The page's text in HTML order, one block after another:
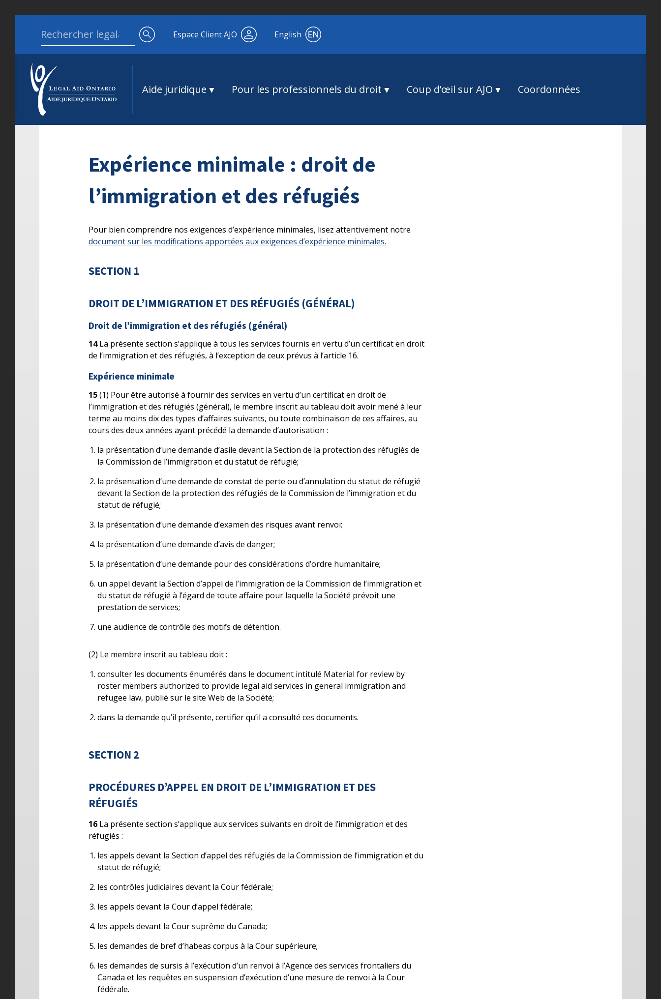
Search for:
Espace Client AJO English
Aide juridique Pour les professionnels du droit Coup d’œil sur AJO Coordonnées
Expérience minimale : droit de
l’immigration et des réfugiés
Pour bien comprendre nos exigences d’expérience minimales, lisez attentivement notre
document sur les modifications apportées aux exigences d’expérience minimales.
SECTION 1
DROIT DE L’IMMIGRATION ET DES RÉFUGIÉS (GÉNÉRAL)
Droit de l’immigration et des réfugiés (général)
14La présente section s’applique à tous les services fournis en vertu d’un certificat en droit
de l’immigration et des réfugiés, à l’exception de ceux prévus à l’article 16.
Expérience minimale
15(1) Pour être autorisé à fournir des services en vertu d’un certificat en droit de
l’immigration et des réfugiés (général), le membre inscrit au tableau doit avoir mené à leur
terme au moins dix des types d’affaires suivants, ou toute combinaison de ces affaires, au
cours des deux années ayant précédé la demande d’autorisation :
la présentation d’une demande d’asile devant la Section de la protection des réfugiés de
la Commission de l’immigration et du statut de réfugié;
la présentation d’une demande de constat de perte ou d’annulation du statut de réfugié
devant la Section de la protection des réfugiés de la Commission de l’immigration et du
statut de réfugié;
la présentation d’une demande d’examen des risques avant renvoi;
la présentation d’une demande d’avis de danger;
la présentation d’une demande pour des considérations d’ordre humanitaire;
un appel devant la Section d’appel de l’immigration de la Commission de l’immigration et
du statut de réfugié à l’égard de toute affaire pour laquelle la Société prévoit une
prestation de services;
une audience de contrôle des motifs de détention.
(2) Le membre inscrit au tableau doit :
consulter les documents énumérés dans le document intitulé Material for review by
roster members authorized to provide legal aid services in general immigration and
refugee law, publié sur le site Web de la Société;
dans la demande qu’il présente, certifier qu’il a consulté ces documents.
SECTION 2
PROCÉDURES D’APPEL EN DROIT DE L’IMMIGRATION ET DES
RÉFUGIÉS
16 La présente section s’applique aux services suivants en droit de l’immigration et des
réfugiés :
les appels devant la Section d’appel des réfugiés de la Commission de l’immigration et du
statut de réfugié;
les contrôles judiciaires devant la Cour fédérale;
les appels devant la Cour d’appel fédérale;
les appels devant la Cour suprême du Canada;
les demandes de bref d’habeas corpus à la Cour supérieure;
les demandes de sursis à l’exécution d’un renvoi à l’Agence des services frontaliers du
Canada et les requêtes en suspension d’exécution d’une mesure de renvoi à la Cour
fédérale.